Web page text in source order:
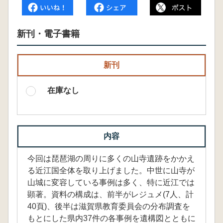
新刊・電子書籍
新刊
在庫なし
内容
今回は琵琶湖の周りに多くの山寺遺跡をかかえ
る近江国全体を取り上げました。中世に山寺が
山城に変容している事例は多く、特に近江では
顕著。資料の構成は、前半がレジュメ(7人、計
40頁)、後半は滋賀県教育委員会の分布調査を
もとにした県内37件の各事例を遺構図とともに